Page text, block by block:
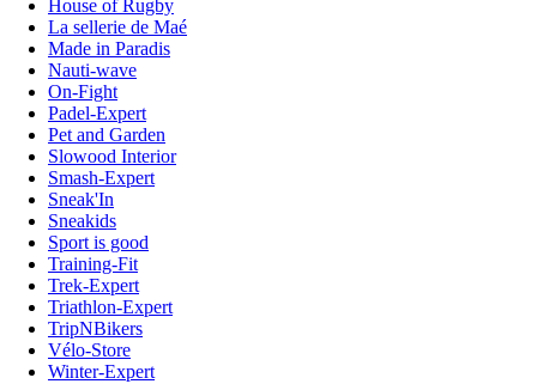
House of Rugby
La sellerie de Maé
Made in Paradis
Nauti-wave
On-Fight
Padel-Expert
Pet and Garden
Slowood Interior
Smash-Expert
Sneak'In
Sneakids
Sport is good
Training-Fit
Trek-Expert
Triathlon-Expert
TripNBikers
Vélo-Store
Winter-Expert